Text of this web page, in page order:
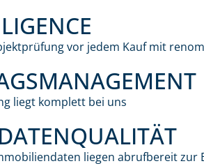
vor jedem Kauf mit
liegt komplett bei uns
liegen abrufbereit zur